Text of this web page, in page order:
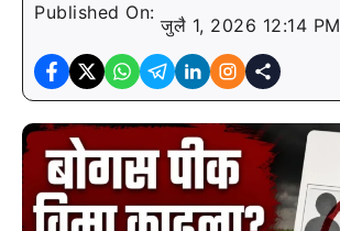
Published On:
जुलै 1, 2026 12:14 PM